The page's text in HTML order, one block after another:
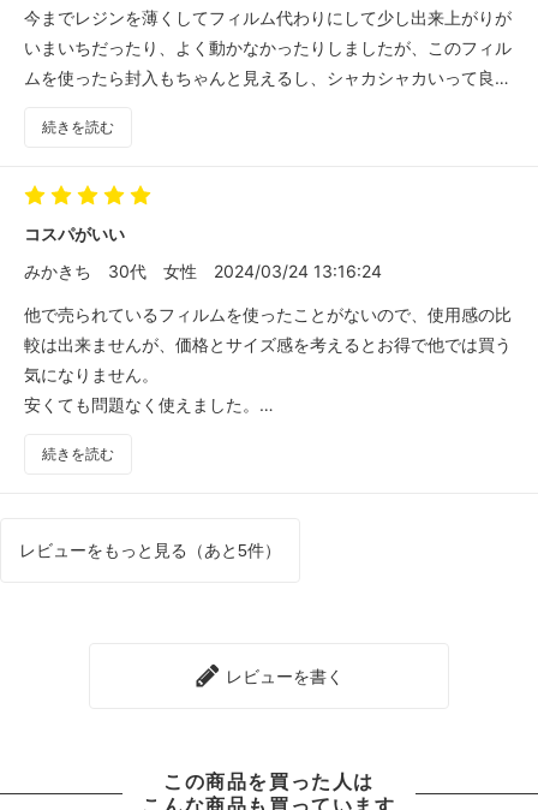
今までレジンを薄くしてフィルム代わりにして少し出来上がりが
いまいちだったり、よく動かなかったりしましたが、このフィル
ムを使ったら封入もちゃんと見えるし、シャカシャカいって良か
続きを読む
コスパがいい
みかきち
30代 女性 2024/03/24 13:16:24
他で売られているフィルムを使ったことがないので、使用感の比
較は出来ませんが、価格とサイズ感を考えるとお得で他では買う
気になりません。
安くても問題なく使えました。
が💦
続きを読む
レビューをもっと見る（あと5件）
レビューを書く
この商品を買った人は
こんな商品も買っています